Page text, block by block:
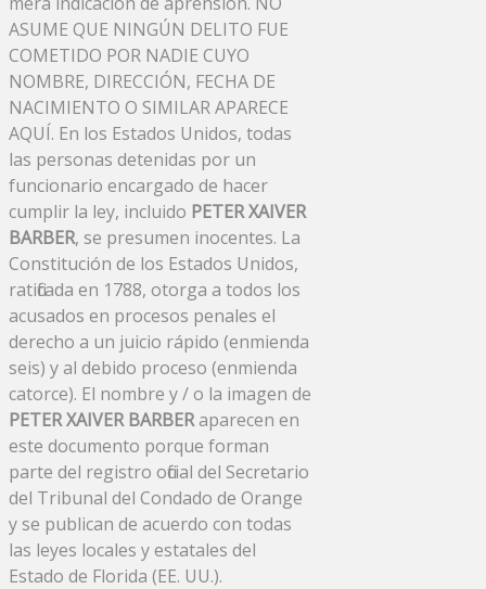
ASUME QUE NINGÚN DELITO FUE
COMETIDO POR NADIE CUYO
NOMBRE, DIRECCIÓN, FECHA DE
NACIMIENTO O SIMILAR APARECE
AQUÍ. En los Estados Unidos, todas
las personas detenidas por un
funcionario encargado de hacer
cumplir la ley, incluido PETER XAIVER
BARBER, se presumen inocentes. La
Constitución de los Estados Unidos,
ratificada en 1788, otorga a todos los
acusados ​​en procesos penales el
derecho a un juicio rápido (enmienda
seis) y al debido proceso (enmienda
catorce). El nombre y / o la imagen de
PETER XAIVER BARBERaparecen en
este documento porque forman
parte del registro oficial del Secretario
del Tribunal del Condado de Orange
y se publican de acuerdo con todas
las leyes locales y estatales del
Estado de Florida (EE. UU.).